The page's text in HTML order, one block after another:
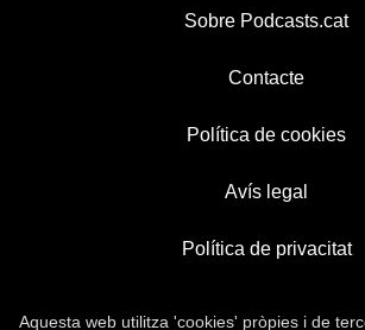
Sobre Podcasts.cat
Contacte
Política de cookies
Avís legal
Política de privacitat
Aquesta web utilitza 'cookies' pròpies i de